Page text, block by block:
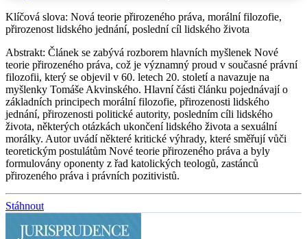
Klíčová slova: Nová teorie přirozeného práva, morální filozofie,
přirozenost lidského jednání, poslední cíl lidského života
Abstrakt: Článek se zabývá rozborem hlavních myšlenek Nové
teorie přirozeného práva, což je významný proud v současné právní
filozofii, který se objevil v 60. letech 20. století a navazuje na
myšlenky Tomáše Akvinského. Hlavní části článku pojednávají o
základních principech morální filozofie, přirozenosti lidského
jednání, přirozenosti politické autority, posledním cíli lidského
života, některých otázkách ukončení lidského života a sexuální
morálky. Autor uvádí některé kritické výhrady, které směřují vůči
teoretickým postulátům Nové teorie přirozeného práva a byly
formulovány oponenty z řad katolických teologů, zastánců
přirozeného práva i právních pozitivistů.
Stáhnout